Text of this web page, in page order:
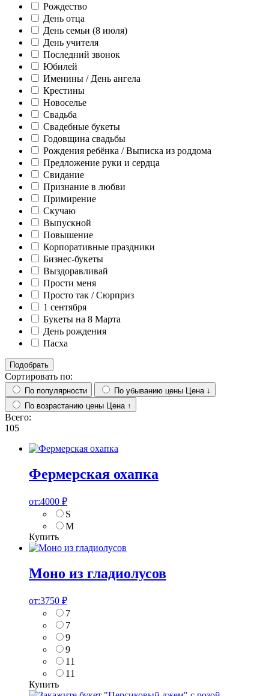
Рождество
День отца
День семьи (8 июля)
День учителя
Последний звонок
Юбилей
Именины / День ангела
Крестины
Новоселье
Свадьба
Свадебные букеты
Годовщина свадьбы
Рождения ребёнка / Выписка из роддома
Предложение руки и сердца
Свидание
Признание в любви
Примирение
Скучаю
Выпускной
Повышение
Корпоративные праздники
Бизнес-букеты
Выздоравливай
Прости меня
Просто так / Сюрприз
1 сентября
Букеты на 8 Марта
День рождения
Пасха
Подобрать
Сортировать по:
По популярности По убыванию цены
Цена ↓
По возрастанию цены
Цена ↑
Всего:
105
Фермерская охапка
от:4000 ₽
S
M
Купить
Моно из гладиолусов
от:3750 ₽
7
7
9
9
11
11
Купить